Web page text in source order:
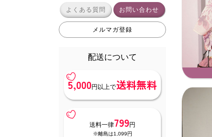
よくある質問 お問い合わせ
メルマガ登録
配送について
5,000円以上で送料無料
送料一律799円
※離島は1,099円